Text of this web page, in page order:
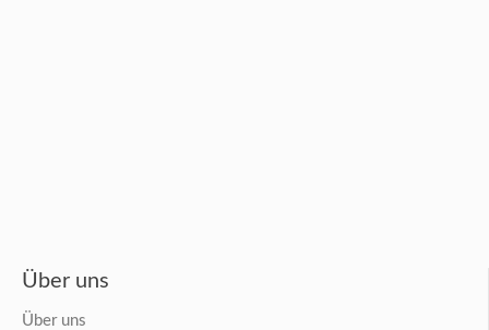
Über uns
Über uns